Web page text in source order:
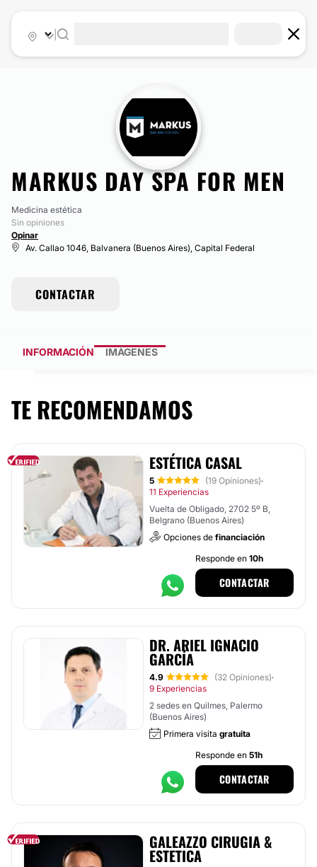
MARKUS DAY SPA FOR MEN
Medicina estética
Sin opiniones
Opinar
Av. Callao 1046, Balvanera (Buenos Aires), Capital Federal
CONTACTAR
INFORMACIÓN IMÁGENES
TE RECOMENDAMOS
ESTÉTICA CASAL
5 (19 Opiniones)·
11 Experiencias
Vuelta de Obligado, 2702 5º B,
Belgrano (Buenos Aires)
Opciones de financiación
Responde en 10h
CONTACTAR
DR. ARIEL IGNACIO
GARCÍA
4.9 (32 Opiniones)·
9 Experiencias
2 sedes en Quilmes, Palermo
(Buenos Aires)
Primera visita gratuita
Responde en 51h
CONTACTAR
GALEAZZO CIRUGIA &
ESTETICA